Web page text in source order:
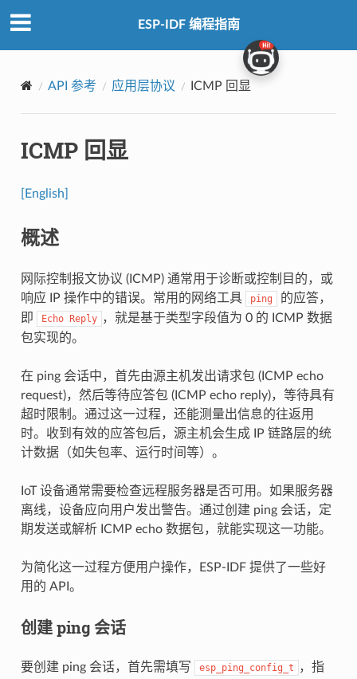
ESP-IDF 编程指南
API 参考 应用层协议 ICMP 回显
ICMP 回显
[English]
概述
网际控制报文协议 (ICMP) 通常用于诊断或控制目的，或
响应 IP 操作中的错误。常用的网络工具
ping
的应答，
即
Echo Reply ，就是基于类型字段值为 0 的 ICMP 数据
包实现的。
在 ping 会话中，首先由源主机发出请求包 (ICMP echo
request)，然后等待应答包 (ICMP echo reply)，等待具有
超时限制。通过这一过程，还能测量出信息的往返用
时。收到有效的应答包后，源主机会生成 IP 链路层的统
计数据（如失包率、运行时间等）。
IoT 设备通常需要检查远程服务器是否可用。如果服务器
离线，设备应向用户发出警告。通过创建 ping 会话，定
期发送或解析 ICMP echo 数据包，就能实现这一功能。
为简化这一过程方便用户操作，ESP-IDF 提供了一些好
用的 API。
创建 ping 会话
要创建 ping 会话，首先需填写 esp_ping_config_t
，指